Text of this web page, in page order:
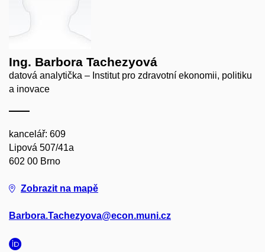
Ing. Barbora Tachezyová
datová analytička – Institut pro zdravotní ekonomii, politiku
a inovace
kancelář: 609
Lipová 507/41a
602 00 Brno
Zobrazit na mapě
Barbora.Tachezyova@econ.muni.cz